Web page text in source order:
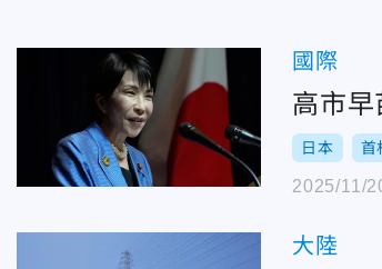
國際
高市
日本 首
2025/11/
大陸